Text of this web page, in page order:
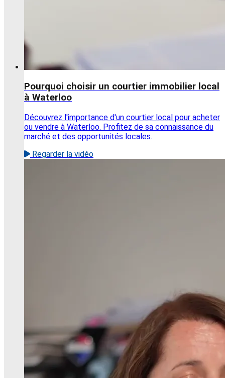
Pourquoi choisir un courtier immobilier local
à Waterloo
Découvrez l'importance d'un courtier local pour acheter
ou vendre à Waterloo. Profitez de sa connaissance du
marché et des opportunités locales.
Regarder la vidéo